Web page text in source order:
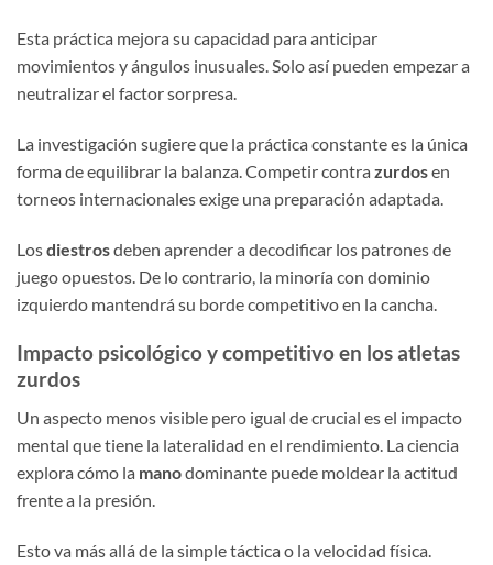
Esta práctica mejora su capacidad para anticipar
movimientos y ángulos inusuales. Solo así pueden empezar a
neutralizar el factor sorpresa.
La investigación sugiere que la práctica constante es la única
forma de equilibrar la balanza. Competir contra zurdosen
torneos internacionales exige una preparación adaptada.
Losdiestrosdeben aprender a decodificar los patrones de
juego opuestos. De lo contrario, la minoría con dominio
izquierdo mantendrá su borde competitivo en la cancha.
Impacto psicológico y competitivo en los atletas
zurdos
Un aspecto menos visible pero igual de crucial es el impacto
mental que tiene la lateralidad en el rendimiento. La ciencia
explora cómo la manodominante puede moldear la actitud
frente a la presión.
Esto va más allá de la simple táctica o la velocidad física.